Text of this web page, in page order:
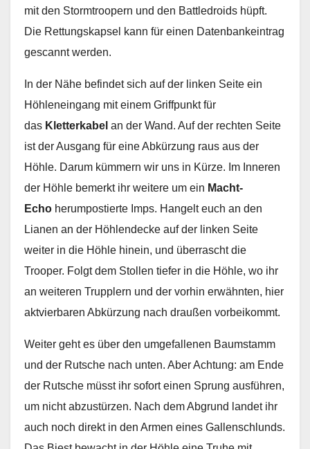
mit den Stormtroopern und den Battledroids hüpft.
Die Rettungskapsel kann für einen Datenbankeintrag
gescannt werden.
In der Nähe befindet sich auf der linken Seite ein
Höhleneingang mit einem Griffpunkt für
das Kletterkabel an der Wand. Auf der rechten Seite
ist der Ausgang für eine Abkürzung raus aus der
Höhle. Darum kümmern wir uns in Kürze. Im Inneren
der Höhle bemerkt ihr weitere um ein Macht-
Echo herumpostierte Imps. Hangelt euch an den
Lianen an der Höhlendecke auf der linken Seite
weiter in die Höhle hinein, und überrascht die
Trooper. Folgt dem Stollen tiefer in die Höhle, wo ihr
an weiteren Trupplern und der vorhin erwähnten, hier
aktvierbaren Abkürzung nach draußen vorbeikommt.
Weiter geht es über den umgefallenen Baumstamm
und der Rutsche nach unten. Aber Achtung: am Ende
der Rutsche müsst ihr sofort einen Sprung ausführen,
um nicht abzustürzen. Nach dem Abgrund landet ihr
auch noch direkt in den Armen eines Gallenschlunds.